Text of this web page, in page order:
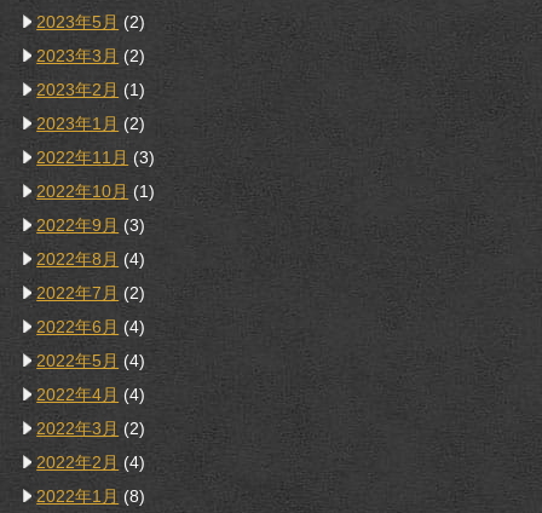
2023年5月 (2)
2023年3月 (2)
2023年2月 (1)
2023年1月 (2)
2022年11月 (3)
2022年10月 (1)
2022年9月 (3)
2022年8月 (4)
2022年7月 (2)
2022年6月 (4)
2022年5月 (4)
2022年4月 (4)
2022年3月 (2)
2022年2月 (4)
2022年1月 (8)